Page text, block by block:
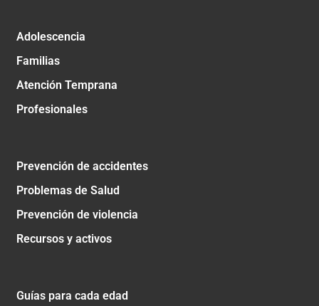
Adolescencia
Familias
Atención Temprana
Profesionales
Prevención de accidentes
Problemas de Salud
Prevención de violencia
Recursos y activos
Guías para cada edad